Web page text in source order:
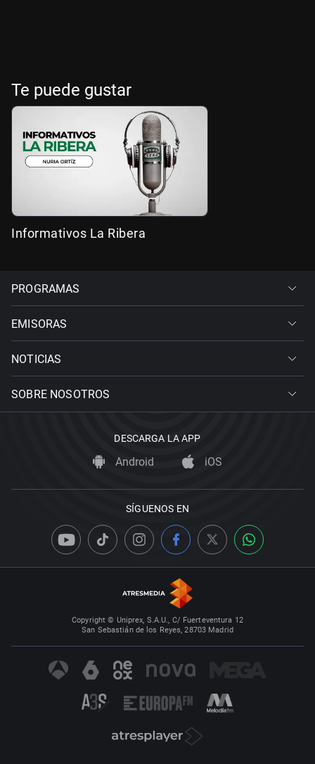
Te puede gustar
Informativos La Ribera
PROGRAMAS
EMISORAS
NOTICIAS
SOBRE NOSOTROS
DESCARGA LA APP
Android iOS
SÍGUENOS EN
Copyright © Uniprex, S.A.U., C/ Fuerteventura 12
San Sebastián de los Reyes, 28703 Madrid